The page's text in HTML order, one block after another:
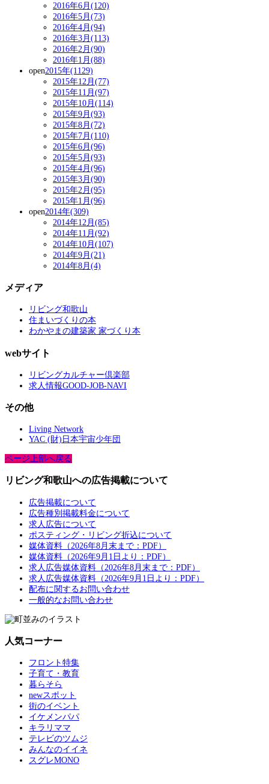
2016年6月(120)
2016年5月(73)
2016年4月(94)
2016年3月(113)
2016年2月(90)
2016年1月(88)
open2015年(1129)
2015年12月(77)
2015年11月(97)
2015年10月(114)
2015年9月(93)
2015年8月(72)
2015年7月(110)
2015年6月(96)
2015年5月(93)
2015年4月(96)
2015年3月(90)
2015年2月(95)
2015年1月(96)
open2014年(309)
2014年12月(85)
2014年11月(92)
2014年10月(107)
2014年9月(21)
2014年8月(4)
メディア
リビング和歌山
住まいづくりの本
わかやまの建築家 家づくり本
webサイト
リビングカルチャー倶楽部
求人情報GOOD-JOB-NAVI
その他
Living Network
YAC (財)日本宇宙少年団
ページ上部へ戻る
リビング和歌山への広告掲載について
広告掲載について
広告種別掲載料金について
求人広告について
ポスティング・リビング折込について
媒体資料（2026年8月末まで：PDF）
媒体資料（2026年9月1日より：PDF）
求人広告媒体資料（2026年8月末まで：PDF）
求人広告媒体資料（2026年9月1日より：PDF）
配布に関するお問い合わせ
一般的なお問い合わせ
人気コーナー
フロント特集
子育て・教育
暮らそら
newスポット
街のイベント
イケメンパパ
キラリママ
テレビのツムジ
みんなのイイネ
スグレMONO